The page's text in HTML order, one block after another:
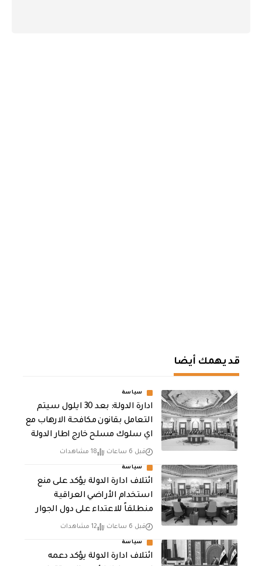
قد يهمك أيضا
سياسة
ادارة الدولة: بعد 30 ايلول سيتم
التعامل بقانون مكافحة الارهاب مع
اي سلوك مسلح خارج اطار الدولة
قبل 6 ساعات 18 مشاهدات
سياسة
ائتلاف ادارة الدولة يؤكد على منع
استخدام الأراضي العراقية
منطلقاً للاعتداء على دول الجوار
قبل 6 ساعات 12 مشاهدات
سياسة
ائتلاف ادارة الدولة يؤكد دعمه